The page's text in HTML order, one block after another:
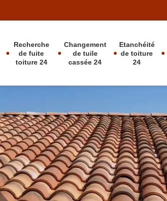
Recherche
de fuite
toiture 24
Changement
de tuile
cassée 24
Etanchéité
de toiture
24